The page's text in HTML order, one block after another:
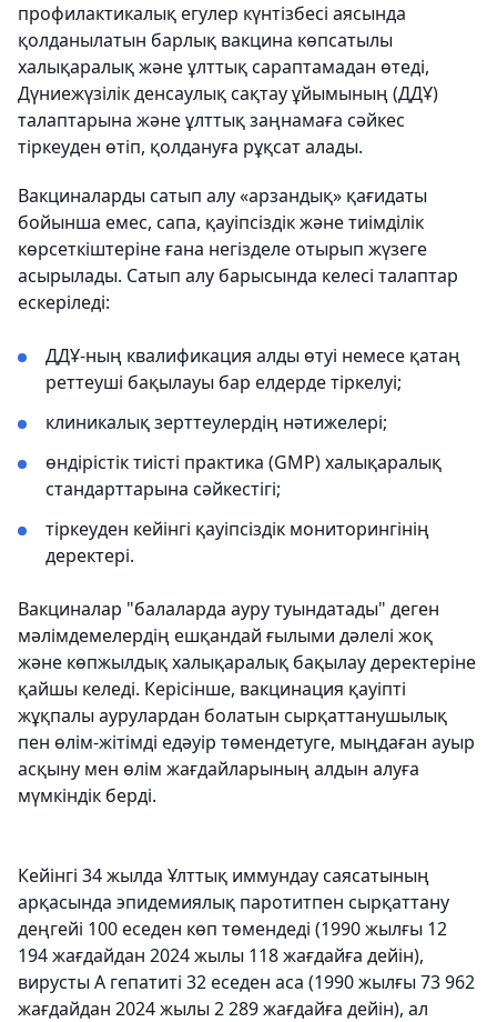
профилактикалық егулер күнтізбесі аясында
қолданылатын барлық вакцина көпсатылы
халықаралық және ұлттық сараптамадан өтеді,
Дүниежүзілік денсаулық сақтау ұйымының (ДДҰ)
талаптарына және ұлттық заңнамаға сәйкес
тіркеуден өтіп, қолдануға рұқсат алады.
Вакциналарды сатып алу «арзандық» қағидаты
бойынша емес, сапа, қауіпсіздік және тиімділік
көрсеткіштеріне ғана негізделе отырып жүзеге
асырылады. Сатып алу барысында келесі талаптар
ескеріледі:
ДДҰ-ның квалификация алды өтуі немесе қатаң
реттеуші бақылауы бар елдерде тіркелуі;
клиникалық зерттеулердің нәтижелері;
өндірістік тиісті практика (GMP) халықаралық
стандарттарына сәйкестігі;
тіркеуден кейінгі қауіпсіздік мониторингінің
деректері.
Вакциналар "балаларда ауру туындатады" деген
мәлімдемелердің ешқандай ғылыми дәлелі жоқ
және көпжылдық халықаралық бақылау деректеріне
қайшы келеді. Керісінше, вакцинация қауіпті
жұқпалы аурулардан болатын сырқаттанушылық
пен өлім-жітімді едәуір төмендетуге, мыңдаған ауыр
асқыну мен өлім жағдайларының алдын алуға
мүмкіндік берді.
Кейінгі 34 жылда Ұлттық иммундау саясатының
арқасында эпидемиялық паротитпен сырқаттану
деңгейі 100 еседен көп төмендеді (1990 жылғы 12
194 жағдайдан 2024 жылы 118 жағдайға дейін),
вирусты А гепатиті 32 еседен аса (1990 жылғы 73 962
жағдайдан 2024 жылы 2 289 жағдайға дейін), ал